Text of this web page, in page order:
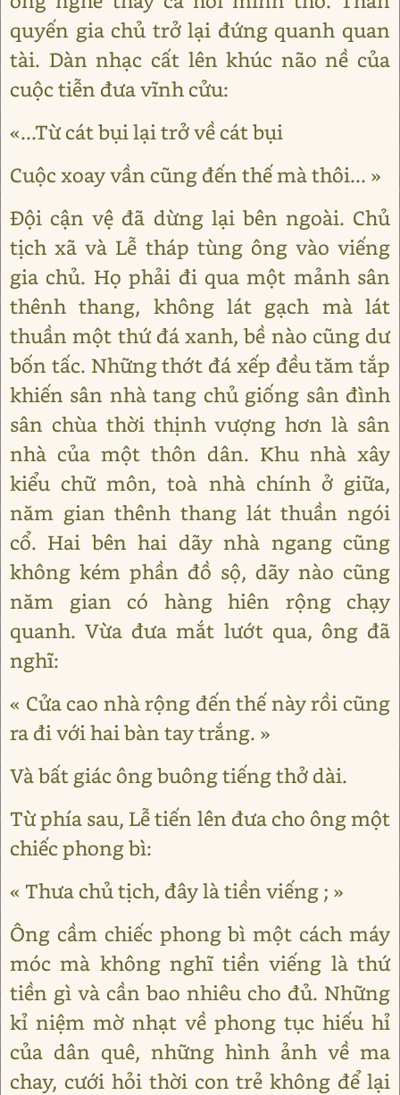
quyến gia chủ trở lại đứng quanh quan
tài. Dàn nhạc cất lên khúc não nề của
cuộc tiễn đưa vĩnh cửu:
«...Từ cát bụi lại trở về cát bụi
Cuộc xoay vần cũng đến thế mà thôi... »
Đội cận vệ đã dừng lại bên ngoài. Chủ
tịch xã và Lễ tháp tùng ông vào viếng
gia chủ. Họ phải đi qua một mảnh sân
thênh thang, không lát gạch mà lát
thuần một thứ đá xanh, bề nào cũng dư
bốn tấc. Những thớt đá xếp đều tăm tắp
khiến sân nhà tang chủ giống sân đình
sân chùa thời thịnh vượng hơn là sân
nhà của một thôn dân. Khu nhà xây
kiểu chữ môn, toà nhà chính ở giữa,
năm gian thênh thang lát thuần ngói
cổ. Hai bên hai dãy nhà ngang cũng
không kém phần đồ sộ, dãy nào cũng
năm gian có hàng hiên rộng chạy
quanh. Vừa đưa mắt lướt qua, ông đã
nghĩ:
« Cửa cao nhà rộng đến thế này rồi cũng
ra đi với hai bàn tay trắng. »
Và bất giác ông buông tiếng thở dài.
Từ phía sau, Lễ tiến lên đưa cho ông một
chiếc phong bì:
« Thưa chủ tịch, đây là tiền viếng ; »
Ông cầm chiếc phong bì một cách máy
móc mà không nghĩ tiền viếng là thứ
tiền gì và cần bao nhiêu cho đủ. Những
kỉ niệm mờ nhạt về phong tục hiếu hỉ
của dân quê, những hình ảnh về ma
chay, cưới hỏi thời con trẻ không để lại